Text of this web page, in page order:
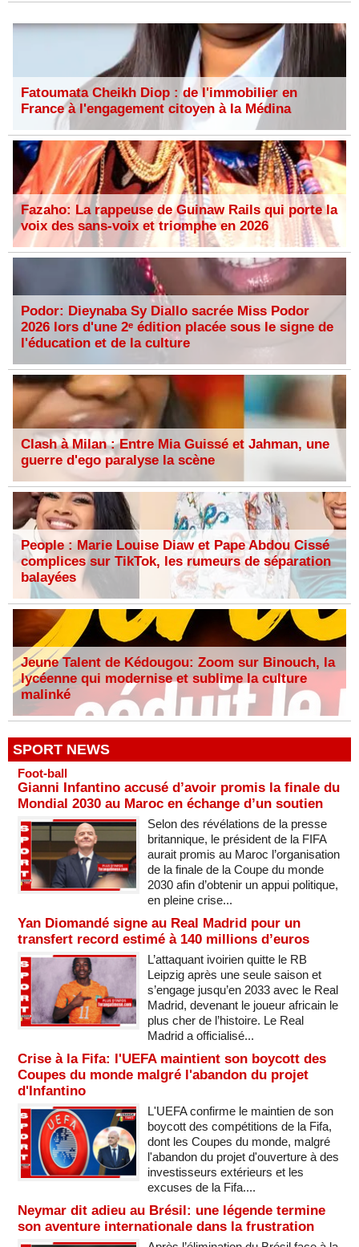
Fatoumata Cheikh Diop : de l'immobilier en
France à l'engagement citoyen à la Médina
Fazaho: La rappeuse de Guinaw Rails qui porte la
voix des sans-voix et triomphe en 2026
Podor: Dieynaba Sy Diallo sacrée Miss Podor
2026 lors d'une 2ᵉ édition placée sous le signe de
l'éducation et de la culture
Clash à Milan : Entre Mia Guissé et Jahman, une
guerre d'ego paralyse la scène
People : Marie Louise Diaw et Pape Abdou Cissé
complices sur TikTok, les rumeurs de séparation
balayées
Jeune Talent de Kédougou: Zoom sur Binouch, la
lycéenne qui modernise et sublime la culture
malinké
SPORT NEWS
Foot-ball
Gianni Infantino accusé d’avoir promis la finale du
Mondial 2030 au Maroc en échange d’un soutien
Selon des révélations de la presse
britannique, le président de la FIFA
aurait promis au Maroc l’organisation
de la finale de la Coupe du monde
2030 afin d’obtenir un appui politique,
en pleine crise...
Yan Diomandé signe au Real Madrid pour un
transfert record estimé à 140 millions d’euros
L’attaquant ivoirien quitte le RB
Leipzig après une seule saison et
s’engage jusqu’en 2033 avec le Real
Madrid, devenant le joueur africain le
plus cher de l’histoire. Le Real
Madrid a officialisé...
Crise à la Fifa: l'UEFA maintient son boycott des
Coupes du monde malgré l'abandon du projet
d'Infantino
L'UEFA confirme le maintien de son
boycott des compétitions de la Fifa,
dont les Coupes du monde, malgré
l'abandon du projet d'ouverture à des
investisseurs extérieurs et les
excuses de la Fifa....
Neymar dit adieu au Brésil: une légende termine
son aventure internationale dans la frustration